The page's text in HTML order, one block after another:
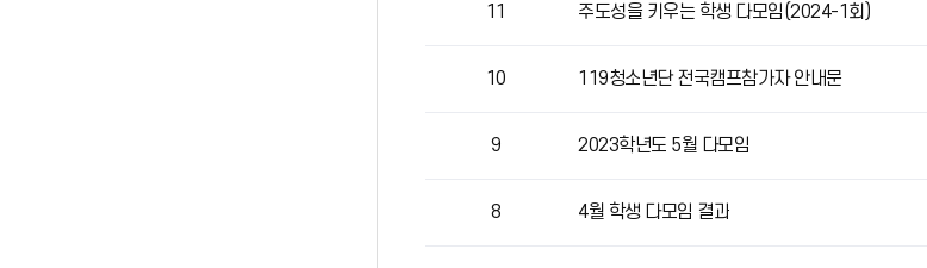
11 주도성을 키우는 학생 다모임(2024-1회)
10 119청소년단 전국캠프참가자 안내문
9 2023학년도 5월 다모임
8 4월 학생 다모임 결과